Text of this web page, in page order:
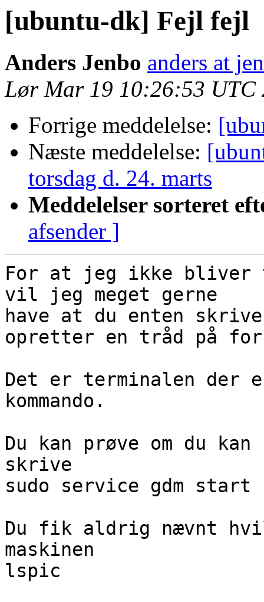
[ubuntu-dk] Fejl fejl
Anders Jenbo anders at
Lør Mar 19 10:26:53 UTC
Forrige meddelelse:
Næste meddelelse:
torsdag d. 24. marts
Meddelelser sorteret
afsender ]
For at jeg ikke
vil jeg meget gerne
have at du enten
opretter en tråd på
Det er terminalen
kommando.
Du kan prøve om du
skrive
sudo service gdm start
Du fik aldrig nævnt
maskinen
lspic